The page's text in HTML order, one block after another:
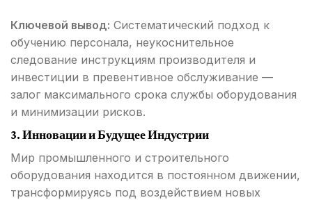
Ключевой вывод: Систематический подход к
обучению персонала, неукоснительное
следование инструкциям производителя и
инвестиции в превентивное обслуживание —
залог максимального срока службы оборудования
и минимизации рисков.
3. Инновации и Будущее Индустрии
Мир промышленного и строительного
оборудования находится в постоянном движении,
трансформируясь под воздействием новых